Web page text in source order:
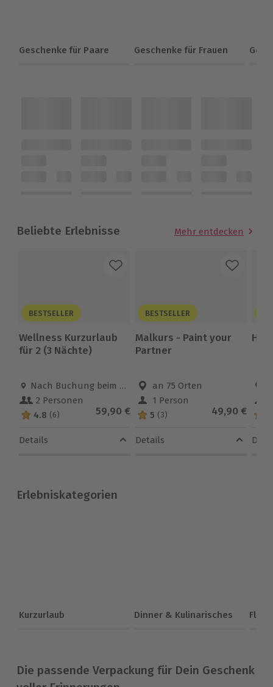
Geschenke für Paare Geschenke für Frauen
Beliebte Erlebnisse Mehr entdecken
BESTSELLER
Wellness Kurzurlaub
für 2 (3 Nächte)
Standort
Nach Buchung beim Erlebnispartner
Anzahl der Teilnehmer
2 Personen
4.8 von 5 Sternen basierend auf 6 Bewertungen
4.8 (6) Aktueller Preis
59,90 €
Details
BESTSELLER
Malkurs - Paint your
Partner
Standort
an 75 Orten
Anzahl der Teilnehmer
1 Person
5 von 5 Sternen basierend auf
5 (3) Aktueller
49,90 €
Details
4.5
Erlebniskategorien
Kurzurlaub Dinner & Kulinarisches
Die passende Verpackung für Dein Geschenk